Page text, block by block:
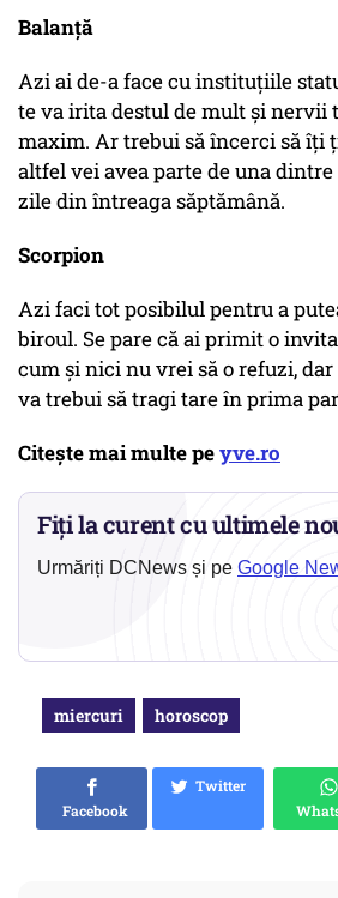
Balanță
Azi ai de-a face cu instituțiile
te va irita destul de mult și
maxim. Ar trebui să încerci să îți
altfel vei avea parte de una
zile din întreaga săptămână.
Scorpion
Azi faci tot posibilul pentru a
biroul. Se pare că ai primit o
cum și nici nu vrei să o refuzi,
va trebui să tragi tare în prima
Citește mai multe peyve.ro
Fiți la curent cu ultimele
Urmăriți DCNews și pe Google
miercuri horoscop
Facebook
Twitter